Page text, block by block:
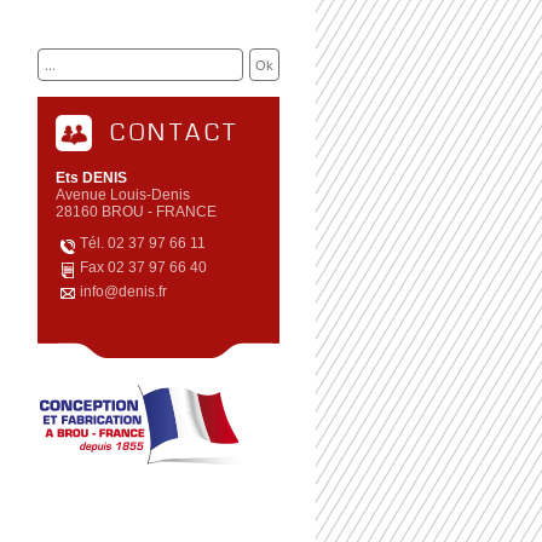
CONTACT
Ets DENIS
Avenue Louis-Denis
28160 BROU - FRANCE
Tél. 02 37 97 66 11
Fax 02 37 97 66 40
info@denis.fr